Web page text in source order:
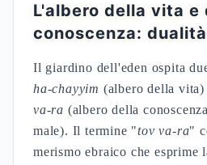
L'albero della vita e
conoscenza:
Il giardino dell'eden ospita
ha-chayyim (albero della
va-ra (albero della
male). Il termine "tov va-ra"
merismo ebraico che esprime